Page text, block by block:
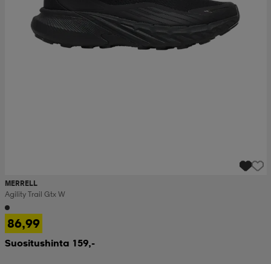
MERRELL
Agility Trail Gtx W
86,99
Suositushinta 159,-